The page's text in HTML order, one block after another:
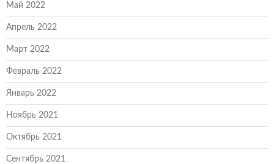
Май 2022
Апрель 2022
Март 2022
Февраль 2022
Январь 2022
Ноябрь 2021
Октябрь 2021
Сентябрь 2021